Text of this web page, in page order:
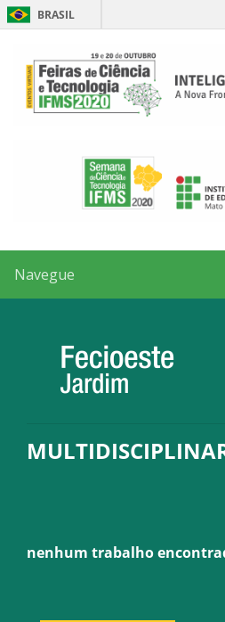
BRASIL
Navegue
nenhum trabalho